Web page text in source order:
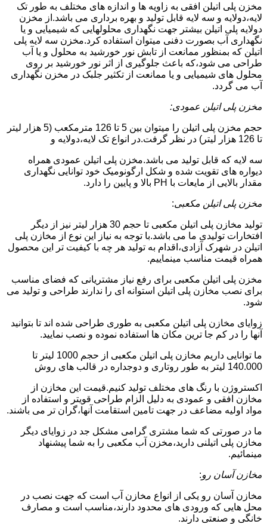
مخزن پلی اتیلن افقی به زاویه ها و اندازه های مختلف به طور تک
لایه،دولایه و سه لایه قابل تولید و بهره برداری می باشد.از مخزن
دولایه پلی اتیلن بیشتر جهت نگهداری محلولهایی که شیمیایی و یا
نگهداری آب بصورت دفنی میتوان استفاده کرد.مخزن سه لایه پلی
اتیلن که بمنظور ممانعت از تابش نور خورشید به محلول و یا آب
طراحی می شود،که باعث جلوگیری از اثر نور خورشید بر روی
محلول های شیمیایی و یا ممانعت از تکثیر جلبک در مخزن نگهداری
آب می گردد.
مخزن پلی اتیلن عمودی:
حجم مخزن پلی اتیلن را میتوان بین 5 تا 126 مترمکعب (5 هزار لیتر
تا 126 هزار لیتر) در نظر گرفت.در انواع تک لایه،دولایه و
سه لایه که قابل تولید می باشد.مخزن پلی اتیلن عمودی همراه
دیواره های تقویت شده و شکل ارگونومیک خود توانایی نگهداری
مقدار بالایی از مایعات با PH بالا و پایین را دارد.
مخزن پلی اتیلن مکعبی:
تولید مخازن پلی اتیلن مکعبی تا حجم 30 هزار لیتر نیز از دیگر
افتخارات تولیدی ما می باشد.با توجه به نیاز این نوع از مخازن پلی
اتیلن در شهرک آزادی،اقدام به تولید هر چه با کیفیت تر این محصول
همراه قیمت مناسب مینماییم.
مخزن پلی اتیلن مکعبی برای رفع نیاز مشتریانی که فضای مناسب
برای نصب مخازن پلی اتیلن استوانه ای را ندارند طراحی و تولید می
شود.
زوایای مخازن پلی اتیلن مکعبی به طوری طراحی شده اند تا بتوانید
آنها را در کم جا ترین مکان ها استفاده نموده و نصب نمایید.
ما توانایی داریم مخازن پلی اتیلن مکعبی از حجم 1000 لیتر تا
140.000 لیتر به طور روتاری و دوجداره در قالب های روش
اکستروژن با رنگ های مختلف تولید کنیم.قیمت این مخازن از
مخازن افقی و عمودی به دلیل الزام طراحی قویتر و استفاده از
مواد اولیه مضاعف در جهت تامین استقامت آنها،گران تر می باشند.
ما در صورتی که شما مشتری گرامی مشکل جد در زوایای دیگر
مخازن پلی اتیلنی دارید،مخزن آب مکعبی را به شما پیشنهاد
مینمائیم.
مخازن آسان رو:
مخازن آسان رو یکی از انواع مخازن آب است که جهت نصب در
محل هایی که ورودی های محدود دارند،مناسب است و مصارف
خانگی و صنعتی دارند.